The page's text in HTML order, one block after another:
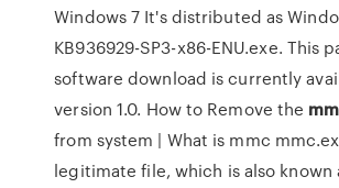
Windows 7 It's distributed as
KB936929-SP3-x86-ENU.exe. This
software download is currently
version 1.0. How to Remove the
from system | What is mmc
legitimate file, which is also known